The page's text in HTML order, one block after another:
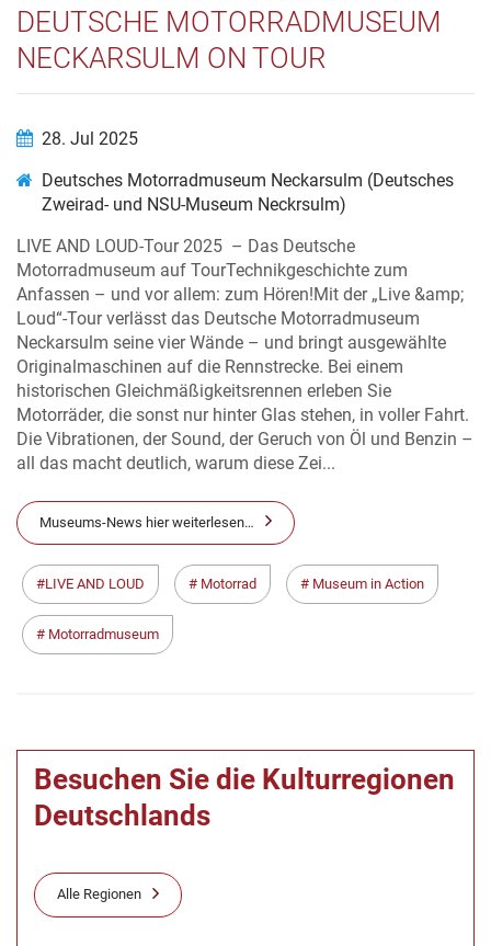
DEUTSCHE MOTORRADMUSEUM
NECKARSULM ON TOUR
28. Jul 2025
Deutsches Motorradmuseum Neckarsulm (Deutsches
Zweirad- und NSU-Museum Neckrsulm)
LIVE AND LOUD-Tour 2025 – Das Deutsche
Motorradmuseum auf TourTechnikgeschichte zum
Anfassen – und vor allem: zum Hören!Mit der „Live &amp;
Loud“-Tour verlässt das Deutsche Motorradmuseum
Neckarsulm seine vier Wände – und bringt ausgewählte
Originalmaschinen auf die Rennstrecke. Bei einem
historischen Gleichmäßigkeitsrennen erleben Sie
Motorräder, die sonst nur hinter Glas stehen, in voller Fahrt.
Die Vibrationen, der Sound, der Geruch von Öl und Benzin –
all das macht deutlich, warum diese Zei...
Museums-News hier weiterlesen…
LIVE AND LOUD Motorrad Museum in Action
Motorradmuseum
Besuchen Sie die Kulturregionen
Deutschlands
Alle Regionen